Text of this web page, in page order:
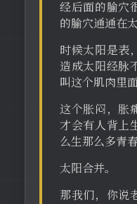
经后面的腧穴
的腧穴通通在
时候太阳是表
造成太阳经脉
叫这个肌肉里
这个胀闷，胀
才会有人背上
么生那么多青
太阳合并。
那我们，你说